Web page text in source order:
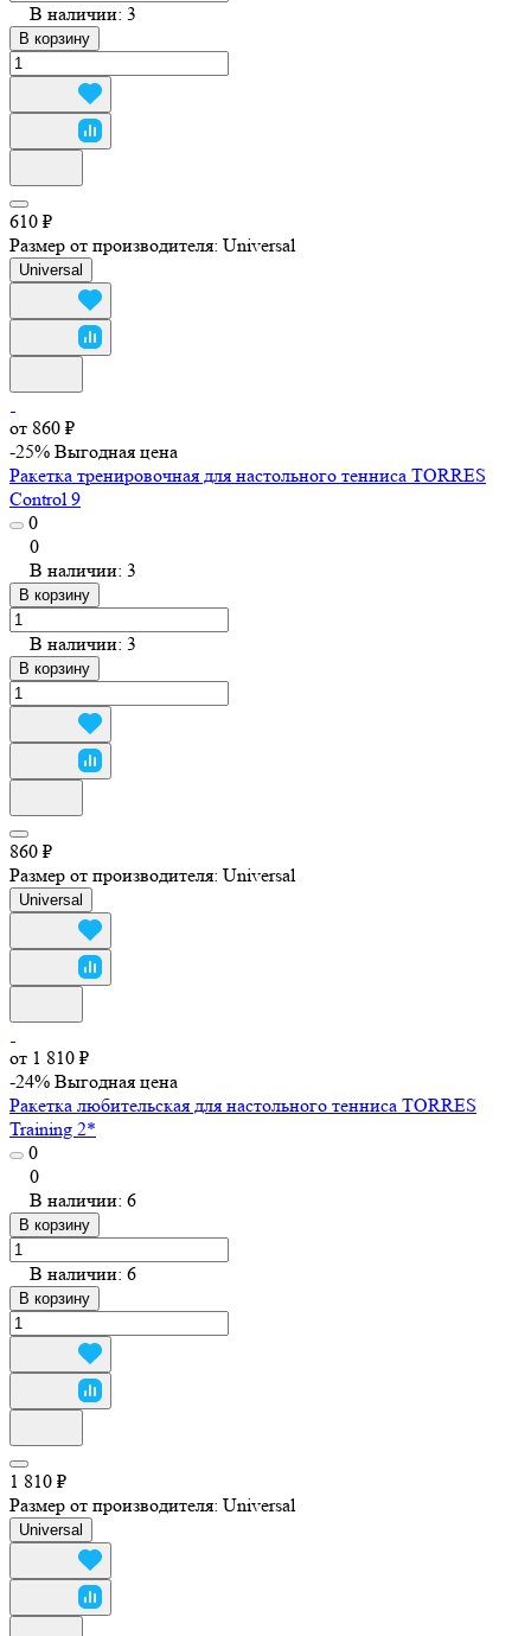
В наличии: 3
В корзину
610 ₽
Размер от производителя: Universal
Universal
от 860 ₽
-25% Выгодная цена
Ракетка тренировочная для настольного тенниса TORRES
Control 9
0
0
В наличии: 3
В корзину
В наличии: 3
В корзину
860 ₽
Размер от производителя: Universal
Universal
от 1 810 ₽
-24% Выгодная цена
Ракетка любительская для настольного тенниса TORRES
Training 2*
0
0
В наличии: 6
В корзину
В наличии: 6
В корзину
1 810 ₽
Размер от производителя: Universal
Universal